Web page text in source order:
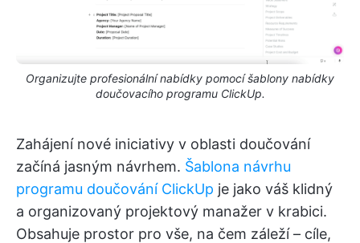
Organizujte profesionální nabídky pomocí šablony nabídky
doučovacího programu ClickUp.
Zahájení nové iniciativy v oblasti doučování
začíná jasným návrhem. Šablona návrhu
programu doučování ClickUp je jako váš klidný
a organizovaný projektový manažer v krabici.
Obsahuje prostor pro vše, na čem záleží – cíle,